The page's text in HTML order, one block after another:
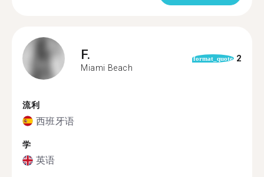
F.
Miami Beach
format_quote 2
流利
西班牙语
学
英语